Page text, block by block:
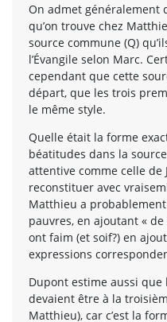
On admet généralement
qu’on trouve chez
source commune (Q)
l’Évangile selon Marc.
cependant que cette
départ, que les trois
le même style.
Quelle était la forme
béatitudes dans la
attentive comme celle de
reconstituer avec
Matthieu a
pauvres, en ajoutant «
ont faim (et soif?) en
expressions
Dupont estime aussi
devaient être à la
Matthieu), car c’est la